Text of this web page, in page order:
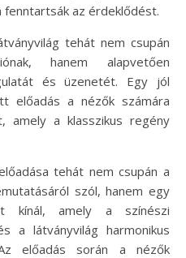
fenntartsák az érdeklődést.
tehát nem csupán
hanem alapvetően
és üzenetét. Egy jól
előadás a nézők számára
amely a klasszikus regény
tehát nem csupán a
szól, hanem egy
kínál, amely a színészi
a látványvilág harmonikus
előadás során a nézők